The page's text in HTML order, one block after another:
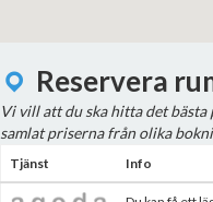
Reservera
Vi vill att du ska hitta det
samlat priserna från olika
Tjänst Info